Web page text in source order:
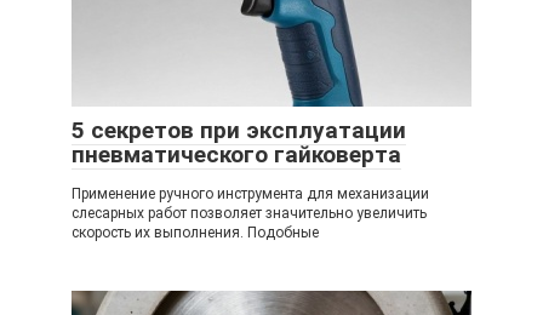
5 секретов при эксплуатации
пневматического гайковерта
Применение ручного инструмента для механизации
слесарных работ позволяет значительно увеличить
скорость их выполнения. Подобные